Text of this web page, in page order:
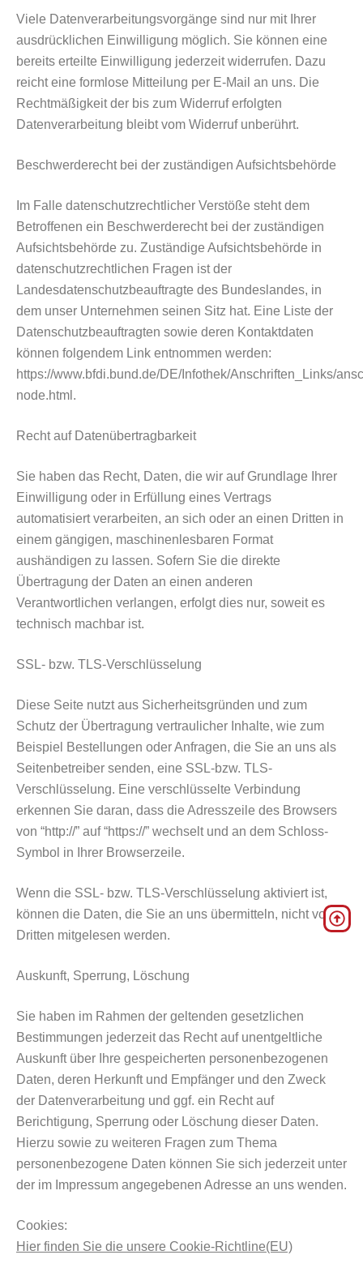
Viele Datenverarbeitungsvorgänge sind nur mit Ihrer
ausdrücklichen Einwilligung möglich. Sie können eine
bereits erteilte Einwilligung jederzeit widerrufen. Dazu
reicht eine formlose Mitteilung per E-Mail an uns. Die
Rechtmäßigkeit der bis zum Widerruf erfolgten
Datenverarbeitung bleibt vom Widerruf unberührt.
Beschwerderecht bei der zuständigen Aufsichtsbehörde
Im Falle datenschutzrechtlicher Verstöße steht dem
Betroffenen ein Beschwerderecht bei der zuständigen
Aufsichtsbehörde zu. Zuständige Aufsichtsbehörde in
datenschutzrechtlichen Fragen ist der
Landesdatenschutzbeauftragte des Bundeslandes, in
dem unser Unternehmen seinen Sitz hat. Eine Liste der
Datenschutzbeauftragten sowie deren Kontaktdaten
können folgendem Link entnommen werden:
https://www.bfdi.bund.de/DE/Infothek/Anschriften_Links/
node.html.
Recht auf Datenübertragbarkeit
Sie haben das Recht, Daten, die wir auf Grundlage Ihrer
Einwilligung oder in Erfüllung eines Vertrags
automatisiert verarbeiten, an sich oder an einen Dritten in
einem gängigen, maschinenlesbaren Format
aushändigen zu lassen. Sofern Sie die direkte
Übertragung der Daten an einen anderen
Verantwortlichen verlangen, erfolgt dies nur, soweit es
technisch machbar ist.
SSL- bzw. TLS-Verschlüsselung
Diese Seite nutzt aus Sicherheitsgründen und zum
Schutz der Übertragung vertraulicher Inhalte, wie zum
Beispiel Bestellungen oder Anfragen, die Sie an uns als
Seitenbetreiber senden, eine SSL-bzw. TLS-
Verschlüsselung. Eine verschlüsselte Verbindung
erkennen Sie daran, dass die Adresszeile des Browsers
von “http://” auf “https://” wechselt und an dem Schloss-
Symbol in Ihrer Browserzeile.
Wenn die SSL- bzw. TLS-Verschlüsselung aktiviert ist,
können die Daten, die Sie an uns übermitteln, nicht von
Dritten mitgelesen werden.
Auskunft, Sperrung, Löschung
Sie haben im Rahmen der geltenden gesetzlichen
Bestimmungen jederzeit das Recht auf unentgeltliche
Auskunft über Ihre gespeicherten personenbezogenen
Daten, deren Herkunft und Empfänger und den Zweck
der Datenverarbeitung und ggf. ein Recht auf
Berichtigung, Sperrung oder Löschung dieser Daten.
Hierzu sowie zu weiteren Fragen zum Thema
personenbezogene Daten können Sie sich jederzeit unter
der im Impressum angegebenen Adresse an uns wenden.
Cookies:
Hier finden Sie die unsere Cookie-Richtline(EU)